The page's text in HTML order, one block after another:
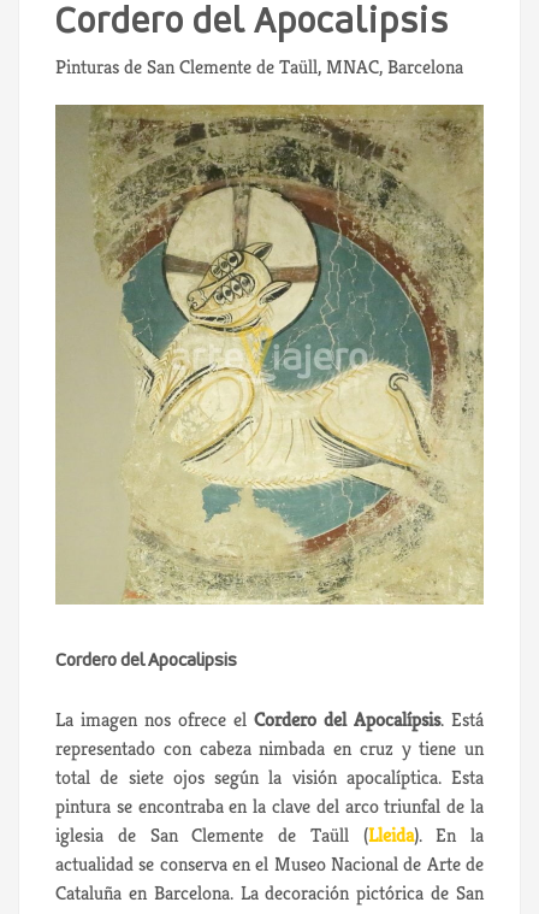
Cordero del Apocalipsis
Pinturas de San Clemente de Taüll, MNAC, Barcelona
Cordero del Apocalipsis
La imagen nos ofrece el Cordero del Apocalípsis. Está
representado con cabeza nimbada en cruz y tiene un
total de siete ojos según la visión apocalíptica. Esta
pintura se encontraba en la clave del arco triunfal de la
iglesia de San Clemente de Taüll (Lleida). En la
actualidad se conserva en el Museo Nacional de Arte de
Cataluña en Barcelona. La decoración pictórica de San